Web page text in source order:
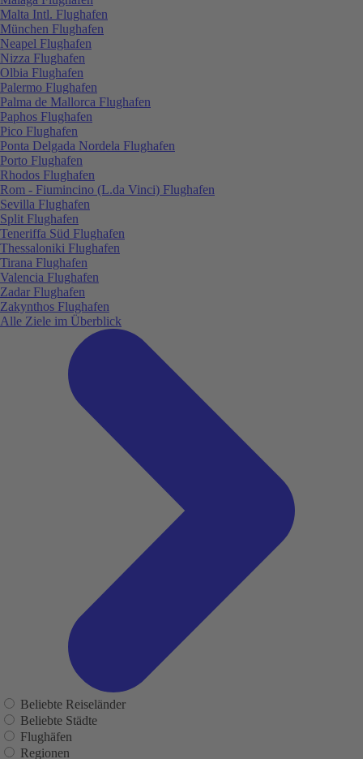
Malta Intl. Flughafen
München Flughafen
Neapel Flughafen
Nizza Flughafen
Olbia Flughafen
Palermo Flughafen
Palma de Mallorca Flughafen
Paphos Flughafen
Pico Flughafen
Ponta Delgada Nordela Flughafen
Porto Flughafen
Rhodos Flughafen
Rom - Fiumincino (L.da Vinci) Flughafen
Sevilla Flughafen
Split Flughafen
Teneriffa Süd Flughafen
Thessaloniki Flughafen
Tirana Flughafen
Valencia Flughafen
Zadar Flughafen
Zakynthos Flughafen
Alle Ziele im Überblick
Beliebte Reiseländer
Beliebte Städte
Flughäfen
Regionen